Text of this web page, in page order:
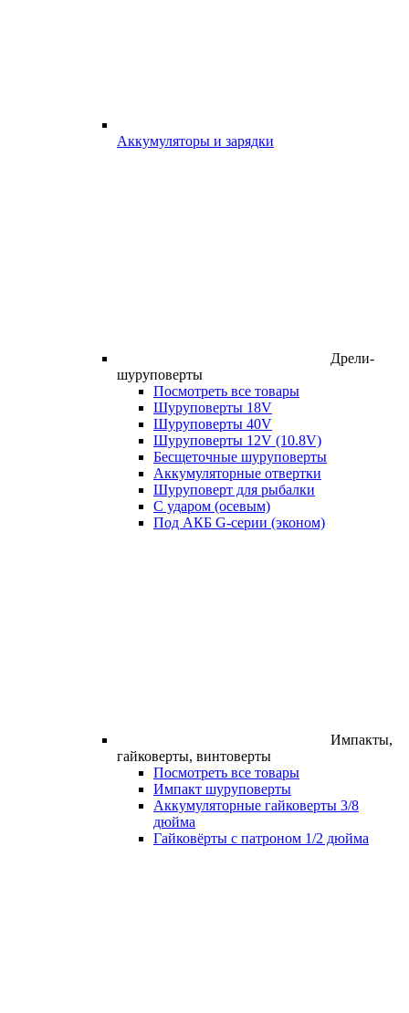
Аккумуляторы и зарядки
Дрели-
шуруповерты
Посмотреть все товары
Шуруповерты 18V
Шуруповерты 40V
Шуруповерты 12V (10.8V)
Бесщеточные шуруповерты
Аккумуляторные отвертки
Шуруповерт для рыбалки
С ударом (осевым)
Под АКБ G-серии (эконом)
Импакты,
гайковерты, винтоверты
Посмотреть все товары
Импакт шуруповерты
Аккумуляторные гайковерты 3/8
дюйма
Гайковёрты с патроном 1/2 дюйма